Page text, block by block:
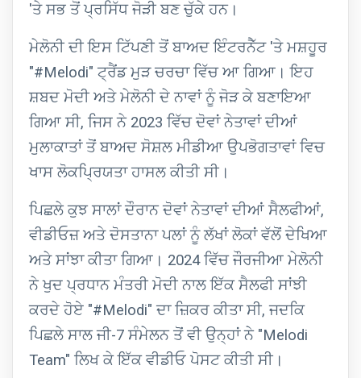
'ਤੇ ਸਭ ਤੋਂ ਪ੍ਰਸਿੱਧ ਜੋੜੀ ਬਣ ਚੁੱਕੇ ਹਨ।
ਮੇਲੋਨੀ ਦੀ ਇਸ ਟਿੱਪਣੀ ਤੋਂ ਬਾਅਦ ਇੰਟਰਨੈੱਟ 'ਤੇ ਮਸ਼ਹੂਰ
"#Melodi" ਟ੍ਰੈਂਡ ਮੁੜ ਚਰਚਾ ਵਿੱਚ ਆ ਗਿਆ। ਇਹ
ਸ਼ਬਦ ਮੋਦੀ ਅਤੇ ਮੇਲੋਨੀ ਦੇ ਨਾਵਾਂ ਨੂੰ ਜੋੜ ਕੇ ਬਣਾਇਆ
ਗਿਆ ਸੀ, ਜਿਸ ਨੇ 2023 ਵਿੱਚ ਦੋਵਾਂ ਨੇਤਾਵਾਂ ਦੀਆਂ
ਮੁਲਾਕਾਤਾਂ ਤੋਂ ਬਾਅਦ ਸੋਸ਼ਲ ਮੀਡੀਆ ਉਪਭੋਗਤਾਵਾਂ ਵਿਚ
ਖਾਸ ਲੋਕਪ੍ਰਿਯਤਾ ਹਾਸਲ ਕੀਤੀ ਸੀ।
ਪਿਛਲੇ ਕੁਝ ਸਾਲਾਂ ਦੌਰਾਨ ਦੋਵਾਂ ਨੇਤਾਵਾਂ ਦੀਆਂ ਸੈਲਫੀਆਂ,
ਵੀਡੀਓਜ਼ ਅਤੇ ਦੋਸਤਾਨਾ ਪਲਾਂ ਨੂੰ ਲੱਖਾਂ ਲੋਕਾਂ ਵੱਲੋਂ ਦੇਖਿਆ
ਅਤੇ ਸਾਂਝਾ ਕੀਤਾ ਗਿਆ। 2024 ਵਿੱਚ ਜੌਰਜੀਆ ਮੇਲੋਨੀ
ਨੇ ਖੁਦ ਪ੍ਰਧਾਨ ਮੰਤਰੀ ਮੋਦੀ ਨਾਲ ਇੱਕ ਸੈਲਫੀ ਸਾਂਝੀ
ਕਰਦੇ ਹੋਏ "#Melodi" ਦਾ ਜ਼ਿਕਰ ਕੀਤਾ ਸੀ, ਜਦਕਿ
ਪਿਛਲੇ ਸਾਲ ਜੀ-7 ਸੰਮੇਲਨ ਤੋਂ ਵੀ ਉਨ੍ਹਾਂ ਨੇ "Melodi
Team" ਲਿਖ ਕੇ ਇੱਕ ਵੀਡੀਓ ਪੋਸਟ ਕੀਤੀ ਸੀ।